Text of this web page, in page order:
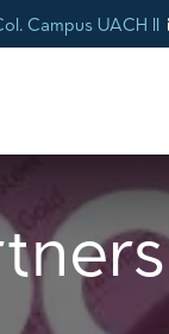
Campus UACH II